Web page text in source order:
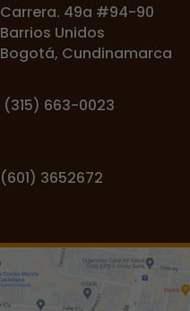
Carrera. 49a #94-90
Barrios Unidos
Bogotá, Cundinamarca
(315) 663-0023
(601) 3652672